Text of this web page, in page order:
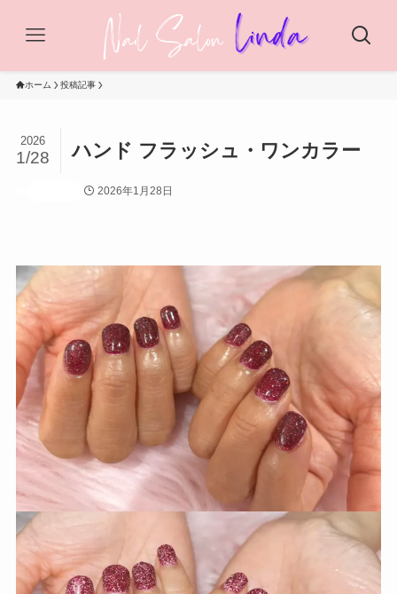
ホーム 投稿記事
ハンド フラッシュ・ワンカラー
2026
1/28
2026年1月28日